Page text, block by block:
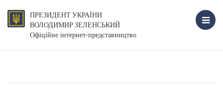
ПРЕЗИДЕНТ УКРАЇНИ
ВОЛОДИМИР ЗЕЛЕНСЬКИЙ
Офіційне інтернет-представництво